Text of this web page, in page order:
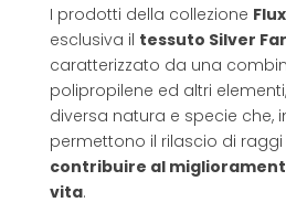
I prodotti della collezione
esclusiva il tessuto Silver
caratterizzato da una
polipropilene ed altri
diversa natura e specie che,
permettono il rilascio di raggi
contribuire al
vita.